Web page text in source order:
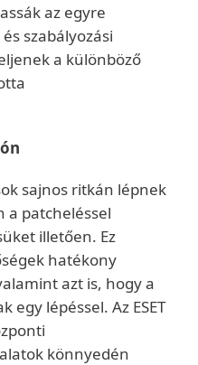
az egyre
szabályozási
a különböző
sajnos ritkán lépnek
a patcheléssel
illetően. Ez
hatékony
azt is, hogy a
lépéssel. Az ESET
könnyedén